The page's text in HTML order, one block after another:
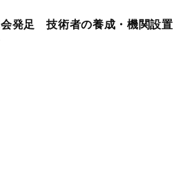
発足 技術者の養成・機関設置